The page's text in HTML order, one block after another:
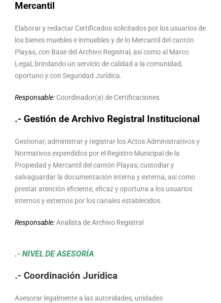
Mercantil
Elaborar y redactar Certificados solicitados por los usuarios de
los bienes muebles e inmuebles y de lo Mercantil del cantón
Playas, con Base del Archivo Registral, así como al Marco
Legal, brindando un servicio de calidad a la comunidad,
oportuno y con Seguridad Jurídica.
Responsable: Coordinador(a) de Certificaciones
.- Gestión de Archivo Registral Institucional
Gestionar, administrar y registrar los Actos Administrativos y
Normativos expendidos por el Registro Municipal de la
Propiedad y Mercantil del cantón Playas; custodiar y
salvaguardar la documentación interna y externa, así como
prestar atención eficiente, eficaz y oportuna a los usuarios
internos y externos por los canales establecidos.
Responsable:Analista de Archivo Registral
.- NIVEL DE ASESORÍA
.- Coordinación Jurídica
Asesorar legalmente a las autoridades, unidades